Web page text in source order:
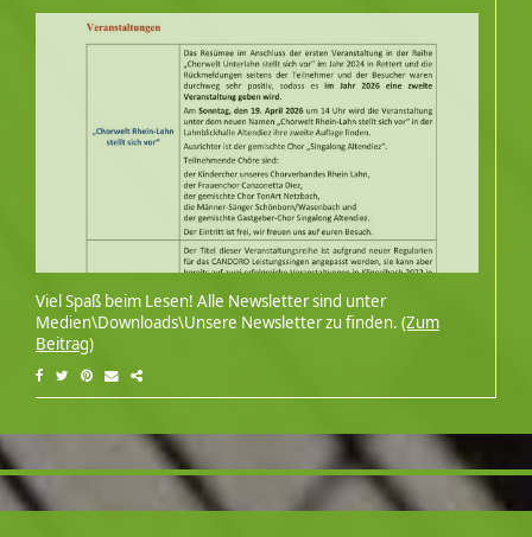
Viel Spaß beim Lesen! Alle Newsletter sind unter
Medien\Downloads\Unsere Newsletter zu finden. (Zum
Beitrag)